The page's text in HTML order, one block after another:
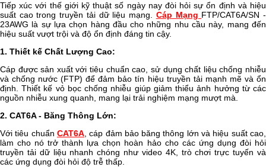
Tiếp xúc với thế giới kỹ thuật số ngày nay đòi hỏi sự ổn định và hiệu
suất cao trong truyền tải dữ liệu mạng. Cáp Mạng FTP/CAT6A/SN -
23AWG là sự lựa chọn hàng đầu cho những nhu cầu này, mang đến
hiệu suất vượt trội và độ ổn định đáng tin cậy.
1. Thiết kế Chất Lượng Cao:
Cáp được sản xuất với tiêu chuẩn cao, sử dụng chất liệu chống nhiễu
và chống nước (FTP) để đảm bảo tín hiệu truyền tải mạnh mẽ và ổn
định. Thiết kế vỏ bọc chống nhiễu giúp giảm thiểu ảnh hưởng từ các
nguồn nhiễu xung quanh, mang lại trải nghiệm mạng mượt mà.
2. CAT6A - Băng Thông Lớn:
Với tiêu chuẩn CAT6A, cáp đảm bảo băng thông lớn và hiệu suất cao,
làm cho nó trở thành lựa chọn hoàn hảo cho các ứng dụng đòi hỏi
truyền tải dữ liệu nhanh chóng như video 4K, trò chơi trực tuyến và
các ứng dụng đòi hỏi độ trễ thấp.